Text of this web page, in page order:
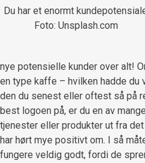
Du har et enormt
Foto: Unsplash.com
nye potensielle kunder over alt!
en type kaffe – hvilken hadde du
den du senest eller oftest så på
best logoen på, er du en av
tjenester eller produkter ut fra
har hørt mye positivt om. I så
fungere veldig godt, fordi de